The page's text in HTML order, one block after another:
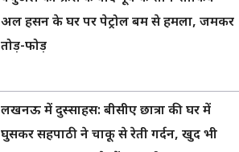
अल हसन के घर पर पेट्रोल बम से हमला, जमकर
तोड़-फोड़
लखनऊ में दुस्साहस: बीसीए छात्रा की घर में
घुसकर सहपाठी ने चाकू से रेती गर्दन, खुद भी